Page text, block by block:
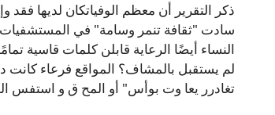
ذكر التقرير أن معظم الوفياتكان لديها
سادت "ثقافة تنمر وسامة" في المستشفيات
النساء أيضًا الرعاية قابلن كلمات قاسية
لم يستقبل بالمشاف؟ المواقع فرعاء كانت
تغادرر يعا وت بوأس" أو المح ق و استفس